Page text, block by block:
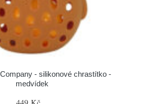
- silikonové chrastítko -
medvídek